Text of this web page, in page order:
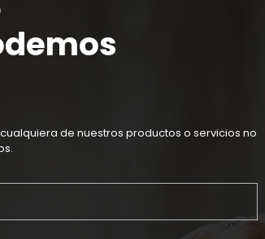
de nuestros productos o servicios no